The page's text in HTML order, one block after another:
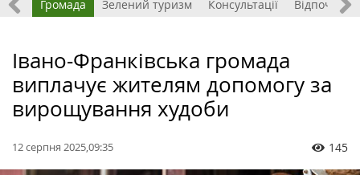
Громада Зелений туризм Консультації Відпочинок
Івано-Франківська громада
виплачує жителям допомогу за
вирощування худоби
12 серпня 2025,09:35 145